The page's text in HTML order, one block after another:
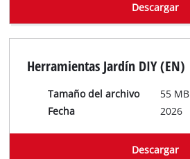
Descargar
Herramientas Jardín DIY (EN)
Tamaño del archivo
55 MB
Fecha
2026
Descargar